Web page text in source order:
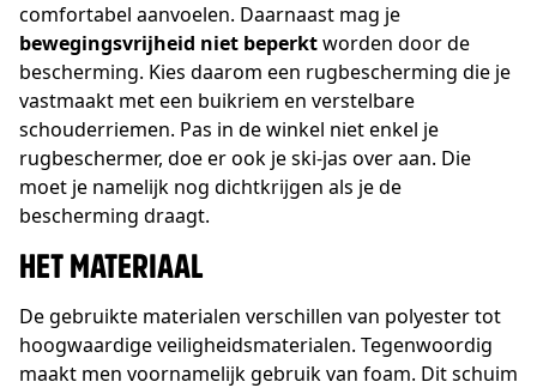
comfortabel aanvoelen. Daarnaast mag je
bewegingsvrijheid niet beperktworden door de
bescherming. Kies daarom een rugbescherming die je
vastmaakt met een buikriem en verstelbare
schouderriemen. Pas in de winkel niet enkel je
rugbeschermer, doe er ook je ski-jas over aan. Die
moet je namelijk nog dichtkrijgen als je de
bescherming draagt.
HET MATERIAAL
De gebruikte materialen verschillen van polyester tot
hoogwaardige veiligheidsmaterialen. Tegenwoordig
maakt men voornamelijk gebruik van foam. Dit schuim